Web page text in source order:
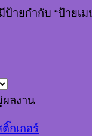
ายกำกับ “ป้ายเ
ลงาน
กเกอร์